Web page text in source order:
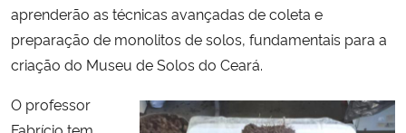
aprenderão as técnicas avançadas de coleta e
preparação de monolitos de solos, fundamentais para a
criação do Museu de Solos do Ceará.
O professor